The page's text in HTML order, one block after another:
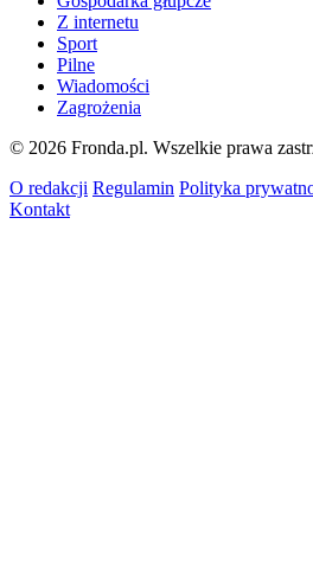
Z internetu
Sport
Pilne
Wiadomości
Zagrożenia
© 2026 Fronda.pl. Wszelkie prawa
O redakcji Regulamin Polityka
Kontakt